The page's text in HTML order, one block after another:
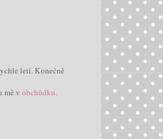
letí. Konečně
mě v obchůdku.